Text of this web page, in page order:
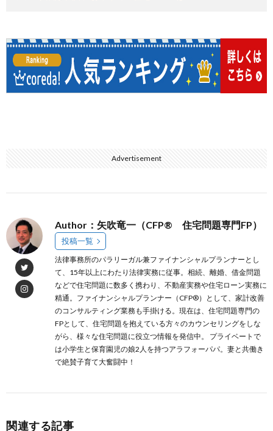
Advertisement
Author：矢吹竜一（CFP® 住宅問題専門FP）
投稿一覧
法律事務所のパラリーガル兼ファイナンシャルプランナーとし
て、15年以上にわたり法律実務に従事。相続、離婚、借金問題
などで住宅問題に数多く携わり、不動産実務や住宅ローン実務に
精通。ファイナンシャルプランナー（CFP®）として、家計改善
のコンサルティング業務も手掛ける。現在は、住宅問題専門の
FPとして、住宅問題を抱えている方々のカウンセリングをしな
がら、様々な住宅問題に役立つ情報を発信中。 プライベートで
は小学生と保育園児の娘2人を持つアラフォーパパ。妻と共働き
で絶賛子育て大奮闘中！
関連する記事